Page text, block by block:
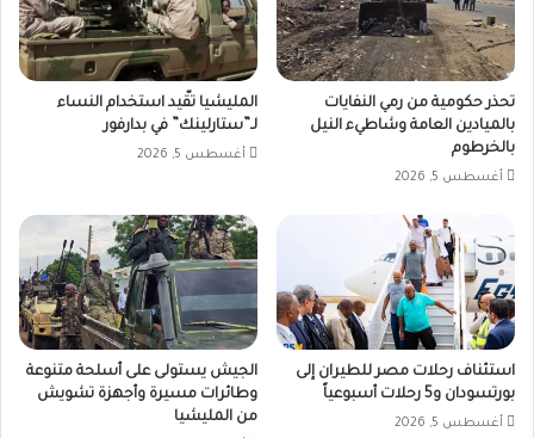
تحذر حكومية من رمي النفايات
بالميادين العامة وشاطيء النيل
بالخرطوم
أغسطس 5, 2026
المليشيا تقّيد استخدام النساء
لـ”ستارلينك” في بدارفور
أغسطس 5, 2026
استئناف رحلات مصر للطيران إلى
بورتسودان و5 رحلات أسبوعياً
أغسطس 5, 2026
الجيش يستولى على أسلحة متنوعة
وطائرات مسيرة وأجهزة تشويش
من المليشيا